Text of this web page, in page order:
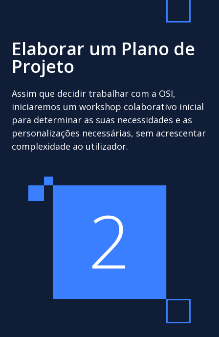
Elaborar um Plano de
Projeto
Assim que decidir trabalhar com a OSI,
iniciaremos um workshop colaborativo inicial
para determinar as suas necessidades e as
personalizações necessárias, sem acrescentar
complexidade ao utilizador.
2